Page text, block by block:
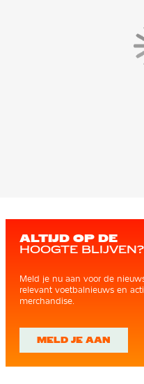
ALTIJD OP DE
HOOGTE BLIJVEN?
Meld je nu aan voor de
relevant voetbalnieuws en
merchandise.
MELD JE AAN